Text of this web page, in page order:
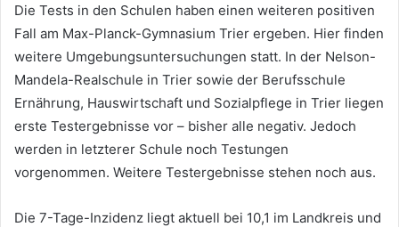
Die Tests in den Schulen haben einen weiteren positiven
Fall am Max-Planck-Gymnasium Trier ergeben. Hier finden
weitere Umgebungsuntersuchungen statt. In der Nelson-
Mandela-Realschule in Trier sowie der Berufsschule
Ernährung, Hauswirtschaft und Sozialpflege in Trier liegen
erste Testergebnisse vor – bisher alle negativ. Jedoch
werden in letzterer Schule noch Testungen
vorgenommen. Weitere Testergebnisse stehen noch aus.
Die 7-Tage-Inzidenz liegt aktuell bei 10,1 im Landkreis und